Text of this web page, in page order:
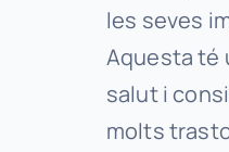
les seves
Aquesta té
salut i
molts